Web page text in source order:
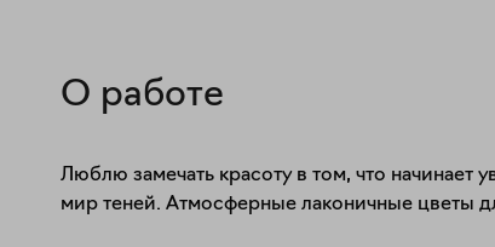
О работе
Люблю замечать красоту в том, что начинает
мир теней. Атмосферные лаконичные цветы